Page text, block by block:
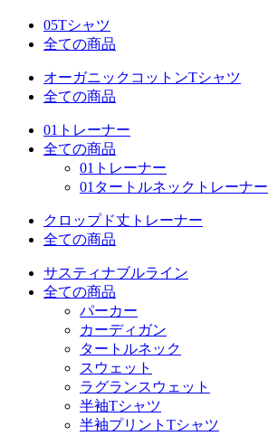
05Tシャツ
全ての商品
オーガニックコットンTシャツ
全ての商品
01トレーナー
全ての商品
01トレーナー
01タートルネックトレーナー
クロップド丈トレーナー
全ての商品
サスティナブルライン
全ての商品
パーカー
カーディガン
タートルネック
スウェット
ラグランスウェット
半袖Tシャツ
半袖プリントTシャツ